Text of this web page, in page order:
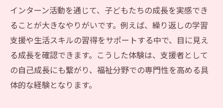
インターン活動を通じて、子どもたちの成長を実感でき
ることが大きなやりがいです。例えば、繰り返しの学習
支援や生活スキルの習得をサポートする中で、目に見え
る成長を確認できます。こうした体験は、支援者として
の自己成長にも繋がり、福祉分野での専門性を高める具
体的な経験となります。